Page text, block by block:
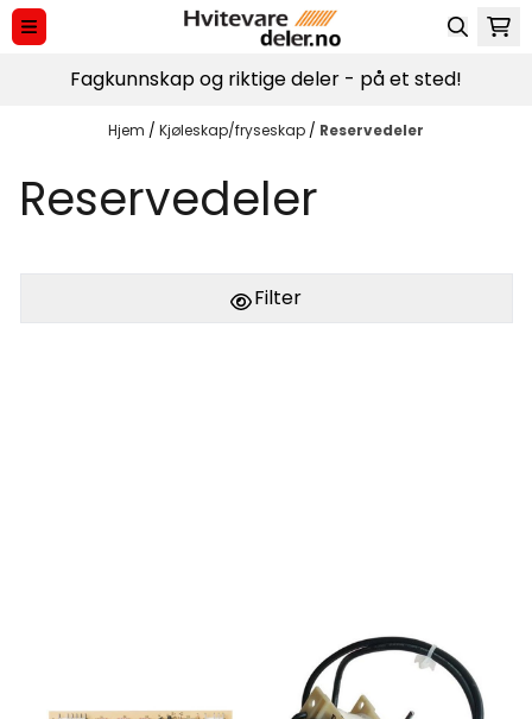
Hopp til innhold
Fagkunnskap og riktige deler - på et sted!
Hjem / Kjøleskap/fryseskap / Reservedeler
Reservedeler
Filter